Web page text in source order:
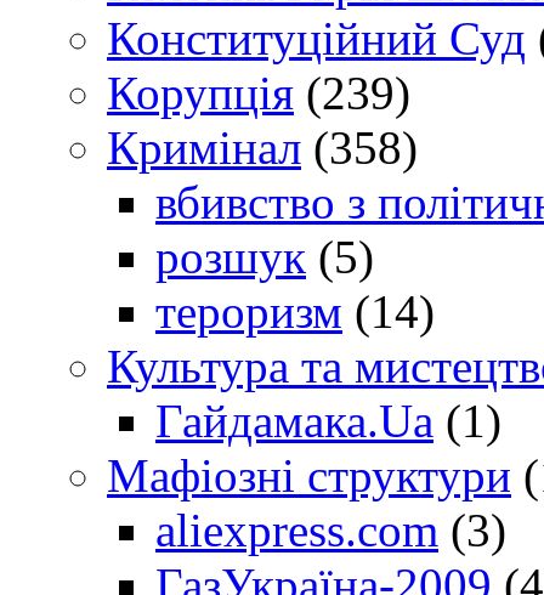
Конституційний Суд
Корупція (239)
Кримінал (358)
вбивство з
розшук (5)
тероризм (14)
Культура та
Гайдамака.Ua (1)
Мафіозні структури
aliexpress.com (3)
ГазУкраїна-2009